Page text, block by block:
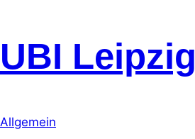
content
UBI Leipzig
Allgemein